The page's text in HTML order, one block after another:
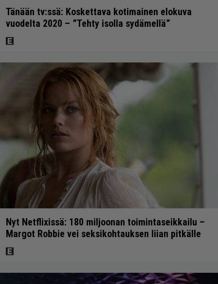
Tänään tv:ssä: Koskettava kotimainen elokuva
vuodelta 2020 – ”Tehty isolla sydämellä”
Nyt Netflixissä: 180 miljoonan toimintaseikkailu –
Margot Robbie vei seksikohtauksen liian pitkälle